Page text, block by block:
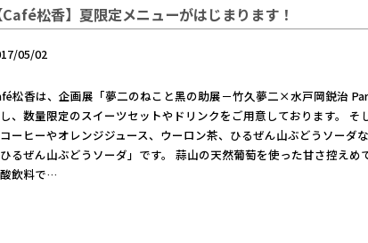
Café松香】夏限定メニューがはじまります！
05/02
松香は、企画展「夢二のねこと黑の助展－竹久夢二×水戸岡鋭治
、数量限定のスイーツセットやドリンクをご用意しております。
ーヒーやオレンジジュース、ウーロン茶、ひるぜん山ぶどうソーダ
ひるぜん山ぶどうソーダ」です。 蒜山の天然葡萄を使った甘さ控え
飲料で…